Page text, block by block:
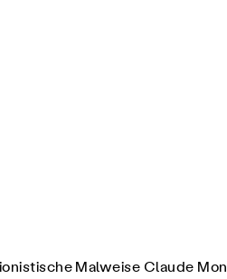
Malweise Claude